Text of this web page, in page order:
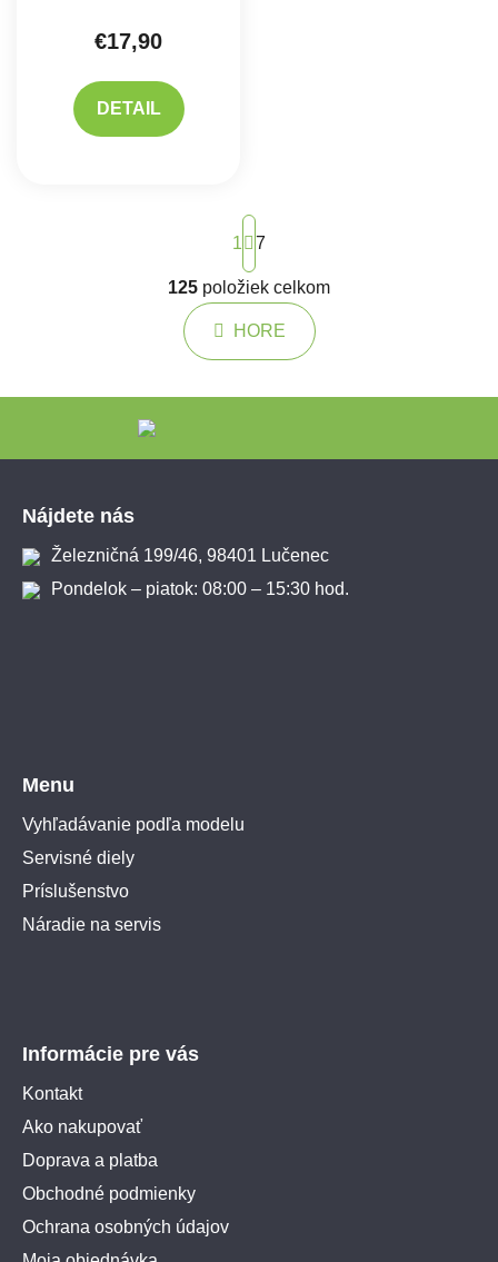
€17,90
DETAIL
Ovládacie prvky výpisu
Stránkovanie
1 7
125 položiek celkom
HORE
Nájdete nás
Železničná 199/46, 98401 Lučenec
Pondelok – piatok: 08:00 – 15:30 hod.
Menu
Vyhľadávanie podľa modelu
Servisné diely
Príslušenstvo
Náradie na servis
Informácie pre vás
Kontakt
Ako nakupovať
Doprava a platba
Obchodné podmienky
Ochrana osobných údajov